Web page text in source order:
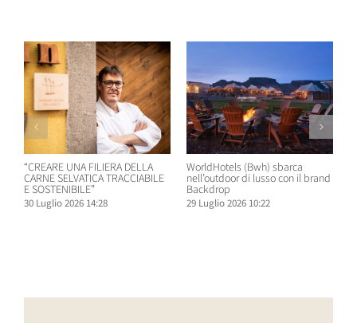
“CREARE UNA FILIERA DELLA
CARNE SELVATICA TRACCIABILE
E SOSTENIBILE”
30 Luglio 2026 14:28
WorldHotels (Bwh) sbarca
nell’outdoor di lusso con il brand
Backdrop
29 Luglio 2026 10:22